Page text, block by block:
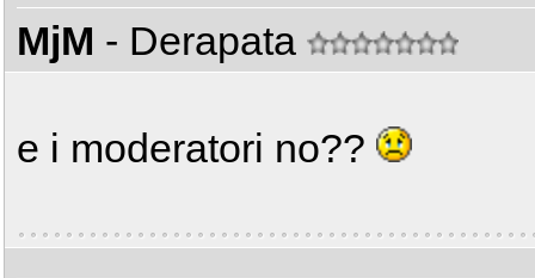
MjM - Derapata
e i moderatori no??